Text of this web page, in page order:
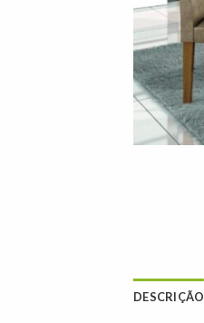
DESCRIÇÃO